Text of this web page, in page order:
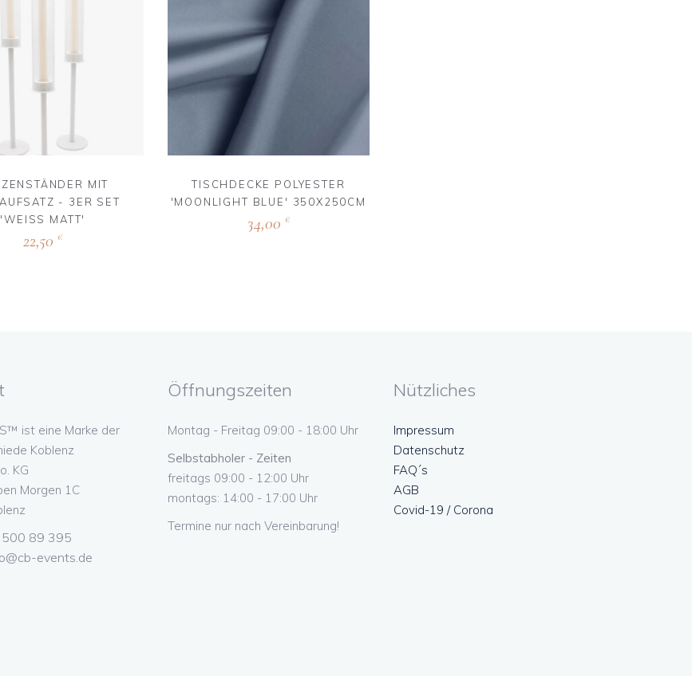
MIT
- 3ER SET
'WEISS MATT'
22,50 €
TISCHDECKE POLYESTER
'MOONLIGHT BLUE' 350X250CM
34,00 €
ist eine Marke der
Koblenz
KG
Morgen 1C
500 89 395
events.de
Öffnungszeiten
Montag - Freitag 09:00 - 18:00 Uhr
Selbstabholer - Zeiten
freitags 09:00 - 12:00 Uhr
montags: 14:00 - 17:00 Uhr
Termine nur nach Vereinbarung!
Nützliches
Impressum
Datenschutz
FAQ´s
AGB
Covid-19 / Corona